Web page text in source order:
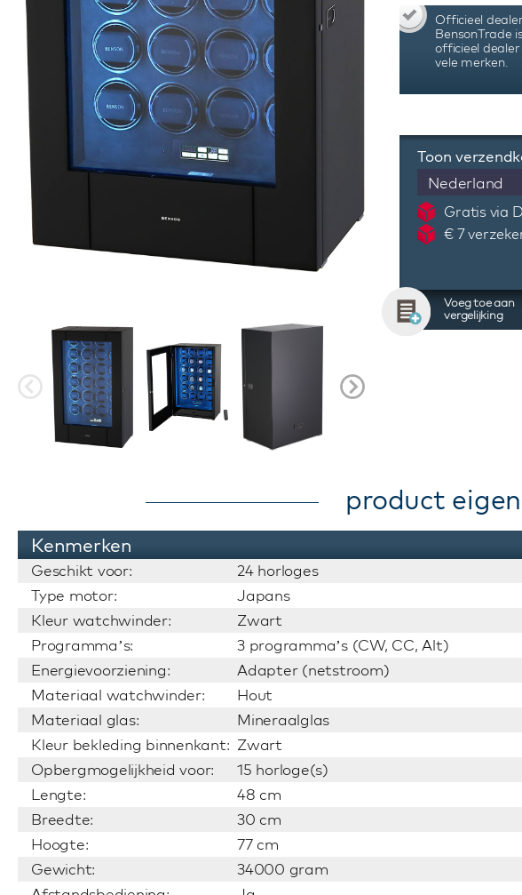
opent, multi
in 12-uur
deze
20
Officieel
BensonTrade is
officieel dealer
vele merken.
Toon
Nederland
Gratis via
€ 7
Voeg toe aan
vergelijking
product
Kenmerken
Geschikt voor:
24 horloges
Type motor:
Japans
Kleur watchwinder:
Zwart
Programma’s:
3 programma’s (CW, CC, Alt)
Energievoorziening:
Adapter (netstroom)
Materiaal watchwinder:
Hout
Materiaal glas:
Mineraalglas
Kleur bekleding binnenkant: Zwart
Opbergmogelijkheid voor:
15 horloge(s)
Lengte:
48 cm
Breedte:
30 cm
Hoogte:
77 cm
Gewicht:
34000 gram